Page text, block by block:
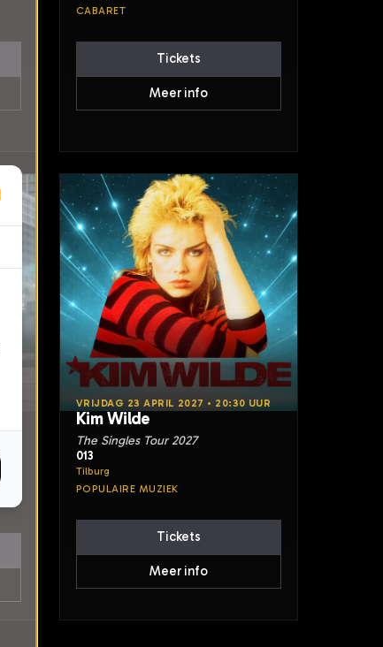
CABARET
Tickets
Meer info
VRIJDAG 23 APRIL 2027 • 20:30 UUR
Kim Wilde
The Singles Tour 2027
013
Tilburg
POPULAIRE MUZIEK
Tickets
Meer info